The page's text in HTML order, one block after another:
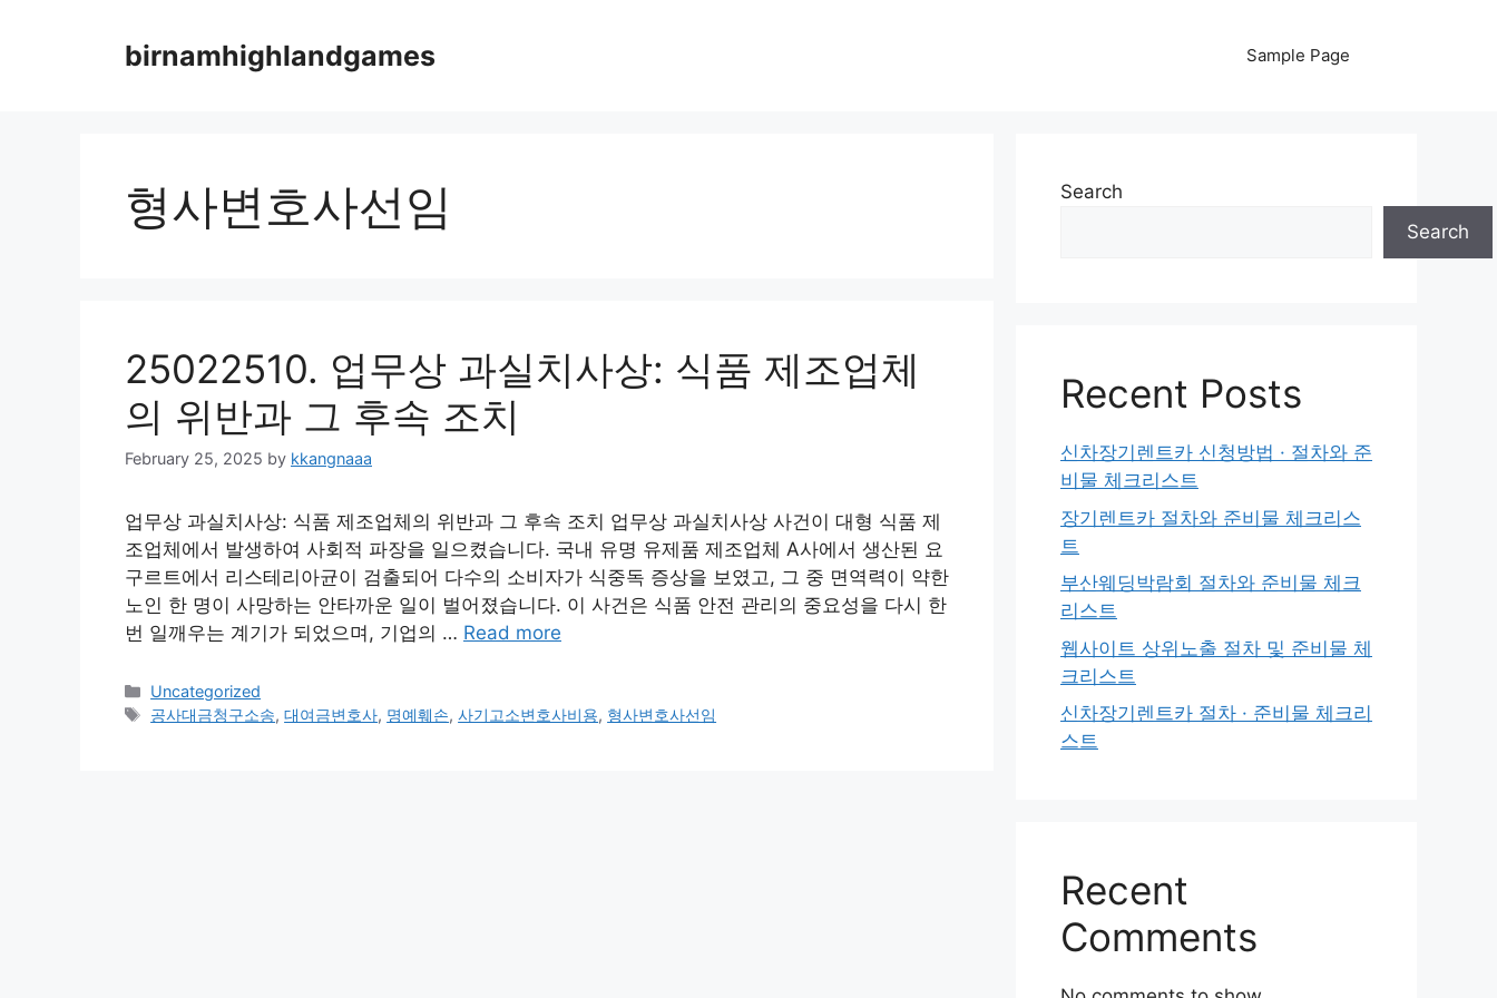
birnamhighlandgames Sample Page
형사변호사선임
25022510. 업무상 과실치사상: 식품 제조업체
의 위반과 그 후속 조치
February 25, 2025 by kkangnaaa
업무상 과실치사상: 식품 제조업체의 위반과 그 후속 조치 업무상 과실치사상 사건이 대형 식품 제
조업체에서 발생하여 사회적 파장을 일으켰습니다. 국내 유명 유제품 제조업체 A사에서 생산된 요
구르트에서 리스테리아균이 검출되어 다수의 소비자가 식중독 증상을 보였고, 그 중 면역력이 약한
노인 한 명이 사망하는 안타까운 일이 벌어졌습니다. 이 사건은 식품 안전 관리의 중요성을 다시 한
번 일깨우는 계기가 되었으며, 기업의 … Read more
Categories
Uncategorized
Tags
공사대금청구소송,대여금변호사, 명예훼손,사기고소변호사비용, 형사변호사선임
Search
Search
Recent Posts
신차장기렌트카 신청방법 · 절차와 준
비물 체크리스트
장기렌트카 절차와 준비물 체크리스
트
부산웨딩박람회 절차와 준비물 체크
리스트
웹사이트 상위노출 절차 및 준비물 체
크리스트
신차장기렌트카 절차 · 준비물 체크리
스트
Recent
Comments